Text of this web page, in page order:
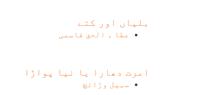
بلیاں اور کتے
عطا ء الحق قاسمی
امرت دھارا یا نیا پواڑا
سہیل وڑائچ